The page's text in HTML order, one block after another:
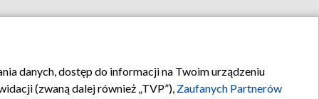
Kontakt
danych, dostęp do informacji na Twoim urządzeniu
(zwaną dalej również „TVP”), Zaufanych Partnerów